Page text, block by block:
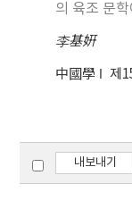
의 육조 문
李基姸
中國學 제
내보내기